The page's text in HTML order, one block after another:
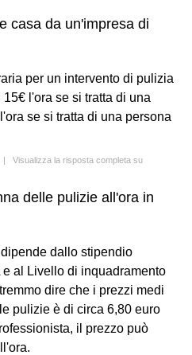
casa da un'impresa di
per un intervento di pulizia
l'ora se si tratta di una
se si tratta di una persona
| Visualizza la risposta completa su
delle pulizie all'ora in
dipende dallo stipendio
al Livello di inquadramento
dire che i prezzi medi
pulizie è di circa 6,80 euro
il prezzo può